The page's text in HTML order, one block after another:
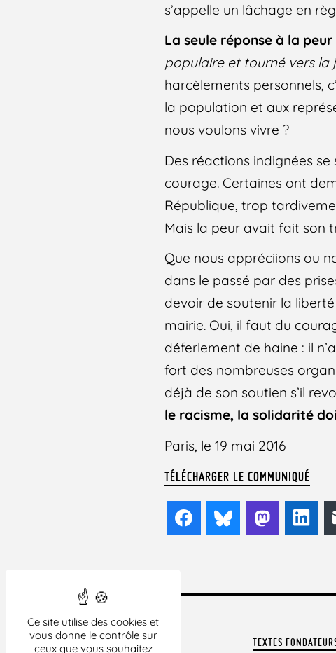
Ce site utilise des cookies et
vous donne le contrôle sur
ceux que vous souhaitez
s’appelle un lâchage en
La seule réponse à la
populaire et tourné vers la
harcèlements personnels,
la population et aux
nous voulons vivre ?
Des réactions indignées
courage. Certaines ont
République, trop
Mais la peur avait fait son
Que nous appréciions ou
dans le passé par des
devoir de soutenir la
mairie. Oui, il faut du
déferlement de haine : il
fort des nombreuses
déjà de son soutien s’il
le racisme, la solidarité
Paris, le 19 mai 2016
TÉLÉCHARGER LE COMMUNIQUÉ
FacebookBluesky
TEXTES